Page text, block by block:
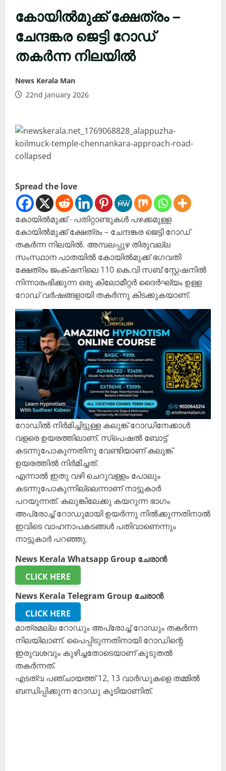
കോയിൽമുക്ക് ക്ഷേത്രം –
ചേന്ദങ്കര ജെട്ടി റോഡ്
തകർന്ന നിലയിൽ
News Kerala Man
22nd January 2026
Spread the love
കോയിൽമുക്ക് ∙ പതിറ്റാണ്ടുകൾ പഴക്കമുള്ള
കോയിൽമുക്ക് ക്ഷേത്രം – ചേന്ദങ്കര ജെട്ടി റോഡ്
തകർന്ന നിലയിൽ. അമ്പലപ്പുഴ തിരുവല്ല
സംസ്ഥാന പാതയിൽ കോയിൽമുക്ക് ഭഗവതി
ക്ഷേത്രം ജംക്‌ഷനിലെ 110 കെ.വി സബ് സ്റ്റേഷനിൽ
നിന്നാരംഭിക്കുന്ന ഒരു കിലോമീറ്റർ ദൈർഘ്യം ഉള്ള
റോഡ് വർഷങ്ങളായി തകർന്നു കിടക്കുകയാണ്.
റോഡിൽ നിർമിച്ചിട്ടുള്ള കലുങ്ക് റോഡിനേക്കാൾ
വളരെ ഉയരത്തിലാണ്. സ്പെഷൽ ബോട്ട്
കടന്നുപോകുന്നതിനു വേണ്ടിയാണ് കലുങ്ക്
ഉയരത്തിൽ നിർമിച്ചത്.
എന്നാൽ ഇതു വഴി ചെറുവള്ളം പോലും
കടന്നുപോകുന്നില്ലെന്നാണ് നാട്ടുകാർ
പറയുന്നത്. കലുങ്കിലേക്കു കയറുന്ന ഭാഗം
അപ്രോച്ച് റോഡുമായി ഉയർന്നു നിൽക്കുന്നതിനാൽ
ഇവിടെ വാഹനാപകടങ്ങൾ പതിവാണെന്നും
നാട്ടുകാർ പറഞ്ഞു.
News Kerala Whatsapp Group ചേരാൻ
CLICK HERE
News Kerala Telegram Group ചേരാൻ
CLICK HERE
മാത്രമല്ല റോഡും അപ്രോച്ച് റോഡും തകർന്ന
നിലയിലാണ്. പൈപ്പിടുന്നതിനായി റോഡിന്റെ
ഇരുവശവും കുഴിച്ചതോടെയാണ് കൂടുതൽ
തകർന്നത്.
എടത്വ പഞ്ചായത്ത് 12, 13 വാർഡുകളെ തമ്മിൽ
ബന്ധിപ്പിക്കുന്ന റോഡു കൂടിയാണിത്.